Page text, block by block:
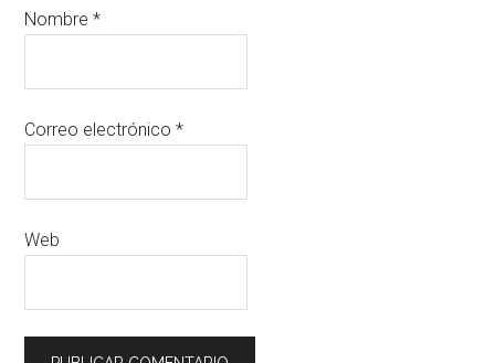
Nombre*
Correo electrónico*
Web